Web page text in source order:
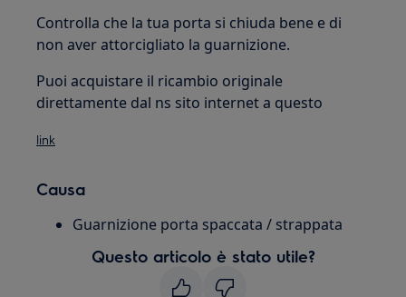
Controlla che la tua porta si chiuda bene e di
non aver attorcigliato la guarnizione.
Puoi acquistare il ricambio originale
direttamente dal ns sito internet a questo
link
Causa
Guarnizione porta spaccata / strappata
Questo articolo è stato utile?